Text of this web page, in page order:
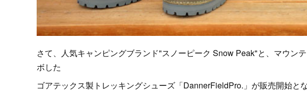
さて、人気キャンピングブランド"スノーピーク Snow Peak"と、マウン
ボした
ゴアテックス製トレッキングシューズ「DannerFieldPro.」が販売開始と